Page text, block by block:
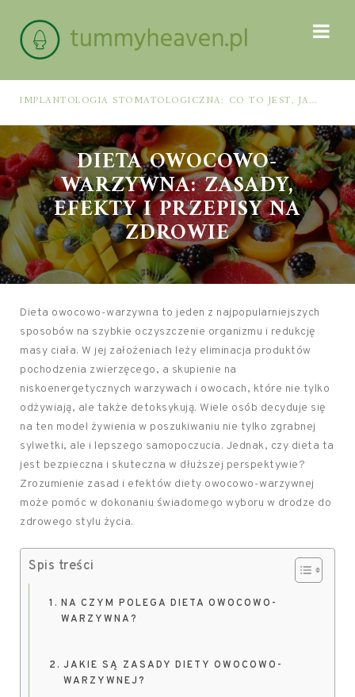
IMPLANTOLOGIA STOMATOLOGICZNA: CO TO JEST, JAK WYGLĄDA PROCES IMPLANTACJI I GOJENIA ORAZ DLA KOGO MA ZASTOSOWANIE
DIETA OWOCOWO-
WARZYWNA: ZASADY,
EFEKTY I PRZEPISY NA
ZDROWIE
Dieta owocowo-warzywna to jeden z najpopularniejszych
sposobów na szybkie oczyszczenie organizmu i redukcję
masy ciała. W jej założeniach leży eliminacja produktów
pochodzenia zwierzęcego, a skupienie na
niskoenergetycznych warzywach i owocach, które nie tylko
odżywiają, ale także detoksykują. Wiele osób decyduje się
na ten model żywienia w poszukiwaniu nie tylko zgrabnej
sylwetki, ale i lepszego samopoczucia. Jednak, czy dieta ta
jest bezpieczna i skuteczna w dłuższej perspektywie?
Zrozumienie zasad i efektów diety owocowo-warzywnej
może pomóc w dokonaniu świadomego wyboru w drodze do
zdrowego stylu życia.
Spis treści
NA CZYM POLEGA DIETA OWOCOWO-
WARZYWNA?
JAKIE SĄ ZASADY DIETY OWOCOWO-
WARZYWNEJ?